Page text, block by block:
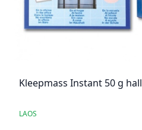
Kleepmass Instant 50 g hall
LAOS